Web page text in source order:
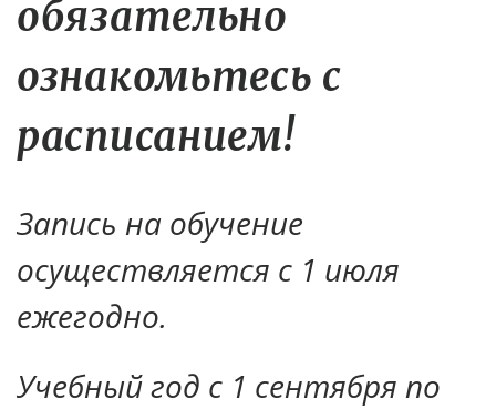
обязательно
ознакомьтесь с
расписанием!
Запись на обучение
осуществляется с 1 июля
ежегодно.
Учебный год с 1 сентября по